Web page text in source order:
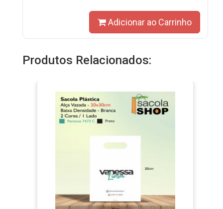
Adicionar ao Carrinho
Produtos Relacionados: